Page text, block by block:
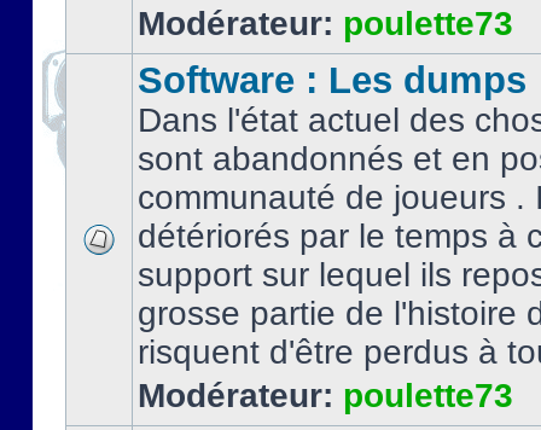
Modérateur: poulette73
Software : Les dumps
Dans l'état actuel des
sont abandonnés et en
communauté de joueurs .
détériorés par le temps à
support sur lequel ils
grosse partie de l'histoire
risquent d'être perdus à
Modérateur: poulette73